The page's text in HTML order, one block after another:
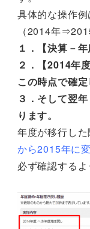
具体的な操作例
（2014年
１．【決算－
２．【2014年
この時点で確定
３．そして翌
ります。
年度が移行した
から2015年に
必ず確認するよ